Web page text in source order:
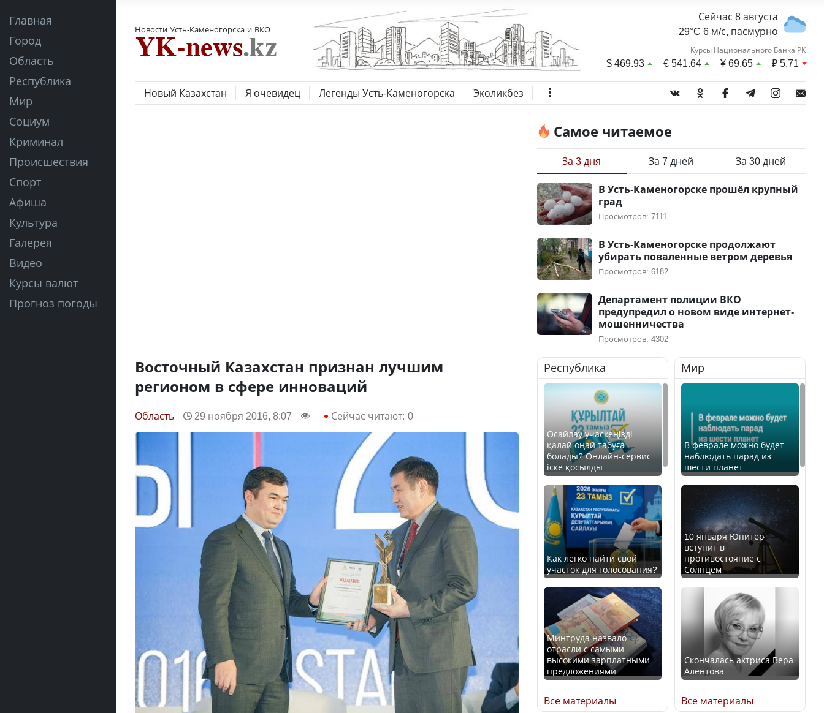
Главная
Город
Область
Республика
Мир
Социум
Криминал
Происшествия
Спорт
Афиша
Культура
Галерея
Видео
Курсы валют
Прогноз погоды
Новости Усть-Каменогорска и ВКО
Сейчас 8 августа
29°C 6 м/с, пасмурно
Курсы Национального Банка РК
$469.93 €541.64 ¥69.65 ₽5.71
Новый Казахстан Я очевидец Легенды Усть-Каменогорска Эколикбез
Восточный Казахстан признан лучшим
регионом в сфере инноваций
Область 29 ноября 2016, 8:07 Сейчас читают: 0
Самое читаемое
За 3 дня За 7 дней За 30 дней
В Усть-Каменогорске прошёл крупный
град
Просмотров: 7111
В Усть-Каменогорске продолжают
убирать поваленные ветром деревья
Просмотров: 6182
Департамент полиции ВКО
предупредил о новом виде интернет-
мошенничества
Просмотров: 4302
Республика
Өсайлау учаскеңізді
қалай оңай табуға
болады? Онлайн-сервис
іске қосылды
Как легко найти свой
участок для голосования?
Минтруда назвало
отрасли с самыми
высокими зарплатными
предложениями
Все материалы
Мир
В феврале можно будет
наблюдать парад из
шести планет
10 января Юпитер
вступит в
противостояние с
Солнцем
Скончалась актриса Вера
Алентова
Все материалы